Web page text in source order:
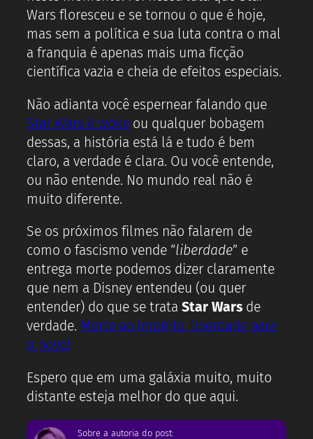
Wars floresceu e se tornou o que é hoje,
mas sem a política e sua luta contra o mal
a franquia é apenas mais uma ficção
científica vazia e cheia de efeitos especiais.
Não adianta você espernear falando que
Star Wars é wokeou qualquer bobagem
dessas, a história está lá e tudo é bem
claro, a verdade é clara. Ou você entende,
ou não entende. No mundo real não é
muito diferente.
Se os próximos filmes não falarem de
como o fascismo vende “liberdade” e
entrega morte podemos dizer claramente
que nem a Disney entendeu (ou quer
entender) do que se trata Star Warsde
verdade. Morte ao Império, liberdade para
o povo!
Espero que em uma galáxia muito, muito
distante esteja melhor do que aqui.
Sobre a autoria do post: